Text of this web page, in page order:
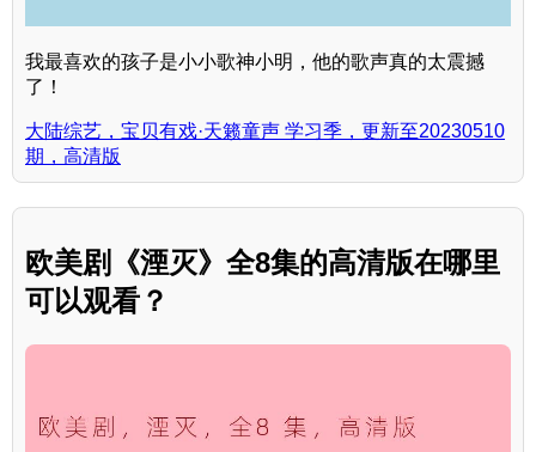
我最喜欢的孩子是小小歌神小明，他的歌声真的太震撼
了！
大陆综艺，宝贝有戏·天籁童声 学习季，更新至20230510
期，高清版
欧美剧《湮灭》全8集的高清版在哪里
可以观看？